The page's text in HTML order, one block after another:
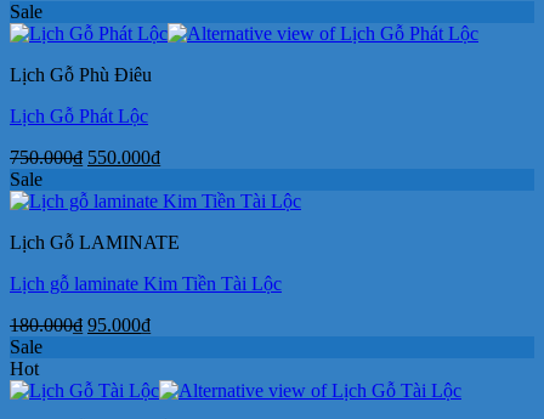
là:
tại
Sale
Lịch Gỗ Phù Điêu
Lịch Gỗ Phát Lộc
750.000₫ Giá
là:
550.000₫Giá
tại
550.000₫.
Sale
Lịch Gỗ LAMINATE
Lịch gỗ laminate Kim Tiền Tài Lộc
180.000₫ Giá
180.000₫.
95.000₫Giá
là:
Sale
Hot